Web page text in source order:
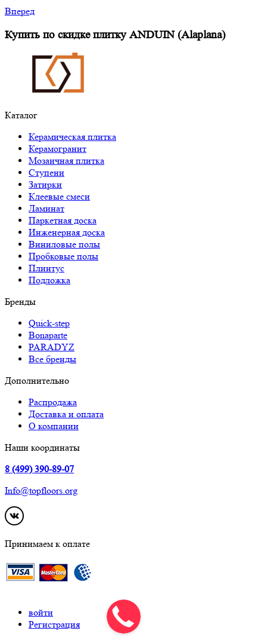
Вперед
Купить по скидке плитку ANDUIN (Alaplana)
Каталог
Керамическая плитка
Керамогранит
Мозаичная плитка
Ступени
Затирки
Клеевые смеси
Ламинат
Паркетная доска
Инженерная доска
Виниловые полы
Пробковые полы
Плинтус
Подложка
Бренды
Quick-step
Bonaparte
PARADYZ
Все бренды
Дополнительно
Распродажа
Доставка и оплата
О компании
Наши координаты
8 (499) 390-89-07
Info@topfloors.org
Принимаем к оплате
войти
Регистрация